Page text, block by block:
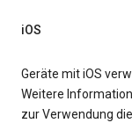
iOS
Geräte mit iOS
Weitere
zur Verwendung